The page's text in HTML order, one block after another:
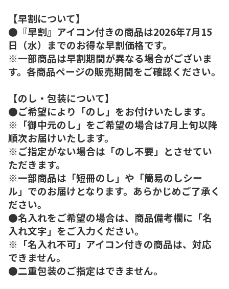
【早割について】
●『早割』アイコン付きの商品は2026年7月15
日（水）までのお得な早割価格です。
※一部商品は早割期間が異なる場合がございま
す。各商品ページの販売期間をご確認ください。
【のし・包装について】
●ご希望により「のし」をお付けいたします。
※「御中元のし」をご希望の場合は7月上旬以降
順次お届けいたします。
※ご指定がない場合は「のし不要」とさせてい
ただきます。
※一部商品は「短冊のし」や「簡易のしシー
ル」でのお届けとなります。あらかじめご了承く
ださい。
●名入れをご希望の場合は、商品備考欄に「名
入れ文字」をご入力ください。
※「名入れ不可」アイコン付きの商品は、対応
できません。
●二重包装のご指定はできません。